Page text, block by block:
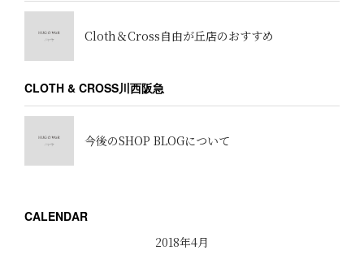
Cloth＆Cross自由が丘店のおすすめ
CLOTH & CROSS川西阪急
今後のSHOP BLOGについて
CALENDAR
2018年4月